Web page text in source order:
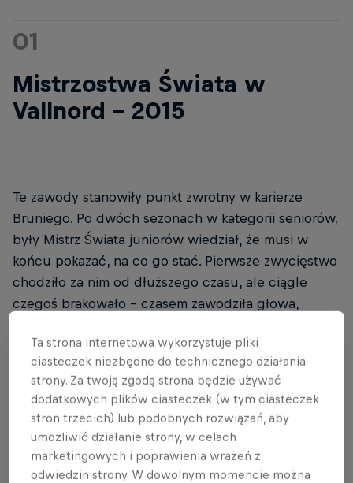
01
Mistrzostwa Świata w
Vallnord - 2015
Te zawody stanowiły punkt zwrotny w karierze
Bruniego. Po dwóch sezonach w kategorii seniorów,
były Mistrz Świata juniorów wiedział, że musi w
końcu pokazać, na co go stać. Pierwsze zwycięstwo
chodziło za nim od dłuższego czasu, ale ciągle
czegoś brakowało - czasem zawodziła głowa,
tak, jak powinno.
ORYGINALNY RED BULL
Red Bull Energy Drink
Ta strona internetowa wykorzystuje pliki
ciasteczek niezbędne do technicznego działania
strony. Za twoją zgodą strona będzie używać
dodatkowych plików ciasteczek (w tym ciasteczek
stron trzecich) lub podobnych rozwiązań, aby
umożliwić działanie strony, w celach
marketingowych i poprawienia wrażeń z
odwiedzin strony. W dowolnym momencie można